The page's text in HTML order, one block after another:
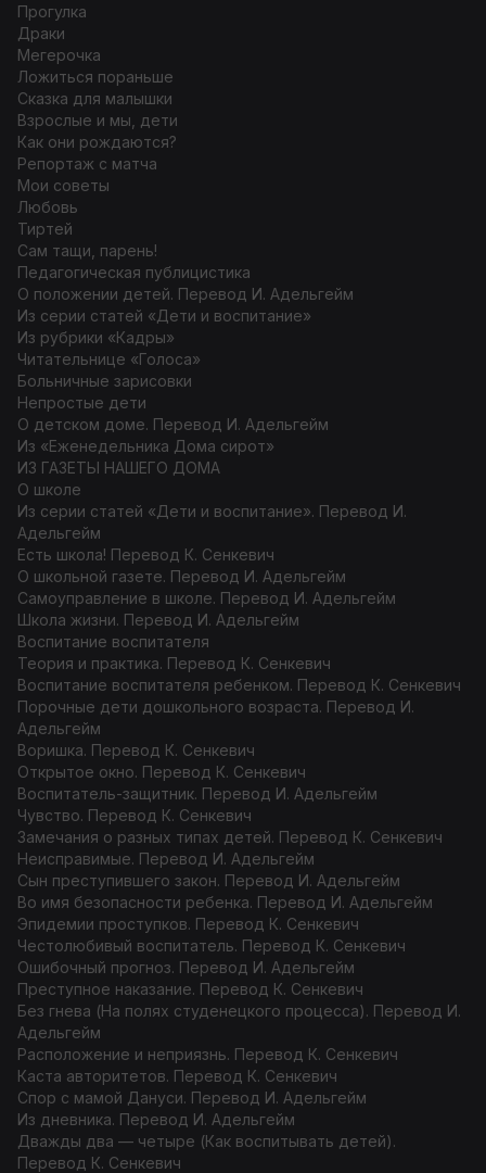
Прогулка
Драки
Мегерочка
Ложиться пораньше
Сказка для малышки
Взрослые и мы, дети
Как они рождаются?
Репортаж с матча
Мои советы
Любовь
Тиртей
Сам тащи, парень!
Педагогическая публицистика
О положении детей. Перевод И. Адельгейм
Из серии статей «Дети и воспитание»
Из рубрики «Кадры»
Читательнице «Голоса»
Больничные зарисовки
Непростые дети
О детском доме. Перевод И. Адельгейм
Из «Еженедельника Дома сирот»
ИЗ ГАЗЕТЫ НАШЕГО ДОМА
О школе
Из серии статей «Дети и воспитание». Перевод И.
Адельгейм
Есть школа! Перевод К. Сенкевич
О школьной газете. Перевод И. Адельгейм
Самоуправление в школе. Перевод И. Адельгейм
Школа жизни. Перевод И. Адельгейм
Воспитание воспитателя
Теория и практика. Перевод К. Сенкевич
Воспитание воспитателя ребенком. Перевод К. Сенкевич
Порочные дети дошкольного возраста. Перевод И.
Адельгейм
Воришка. Перевод К. Сенкевич
Открытое окно. Перевод К. Сенкевич
Воспитатель-защитник. Перевод И. Адельгейм
Чувство. Перевод К. Сенкевич
Замечания о разных типах детей. Перевод К. Сенкевич
Неисправимые. Перевод И. Адельгейм
Сын преступившего закон. Перевод И. Адельгейм
Во имя безопасности ребенка. Перевод И. Адельгейм
Эпидемии проступков. Перевод К. Сенкевич
Честолюбивый воспитатель. Перевод К. Сенкевич
Ошибочный прогноз. Перевод И. Адельгейм
Преступное наказание. Перевод К. Сенкевич
Без гнева (На полях студенецкого процесса). Перевод И.
Адельгейм
Расположение и неприязнь. Перевод К. Сенкевич
Каста авторитетов. Перевод К. Сенкевич
Спор с мамой Дануси. Перевод И. Адельгейм
Из дневника. Перевод И. Адельгейм
Дважды два — четыре (Как воспитывать детей).
Перевод К. Сенкевич